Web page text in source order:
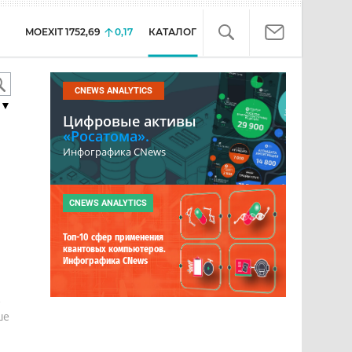
MOEXIT 1752,69 0,17 КАТАЛОГ
▼
CNEWS ANALYTICS
Цифровые активы
«Росатома».
Инфографика CNews
CNEWS ANALYTICS
Топ-10 сфер применения
квантовых компьютеров.
Инфографика CNews